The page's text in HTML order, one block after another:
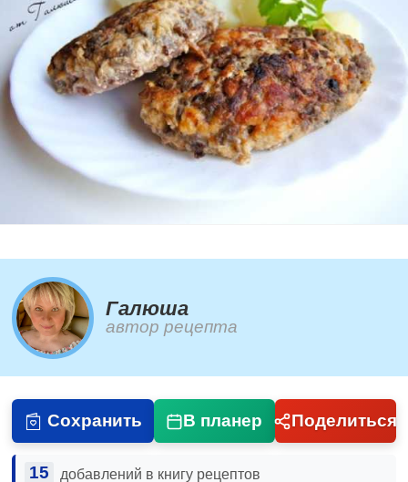
Галюша
автор рецепта
Сохранить В планер Поделиться
15 добавлений в книгу рецептов